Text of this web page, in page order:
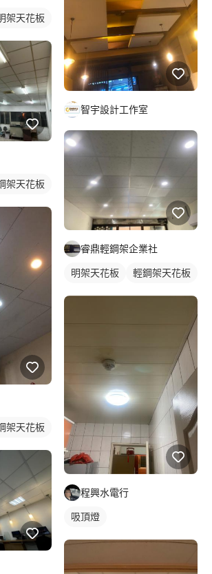
架天花板
架天花板
架天花板
智宇設計工作室
睿鼎輕鋼架企業社
明架天花板 輕鋼架天花板
程興水電行
吸頂燈